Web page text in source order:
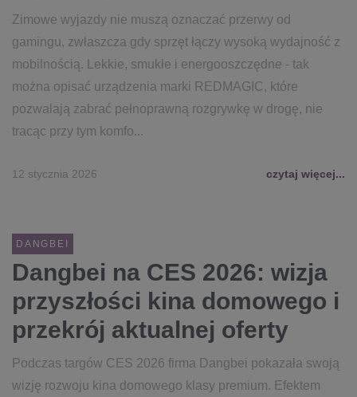
Zimowe wyjazdy nie muszą oznaczać przerwy od
gamingu, zwłaszcza gdy sprzęt łączy wysoką wydajność z
mobilnością. Lekkie, smukłe i energooszczędne - tak
można opisać urządzenia marki REDMAGIC, które
pozwalają zabrać pełnoprawną rozgrywkę w drogę, nie
tracąc przy tym komfo...
12 stycznia 2026 czytaj więcej...
DANGBEI
Dangbei na CES 2026: wizja
przyszłości kina domowego i
przekrój aktualnej oferty
Podczas targów CES 2026 firma Dangbei pokazała swoją
wizję rozwoju kina domowego klasy premium. Efektem